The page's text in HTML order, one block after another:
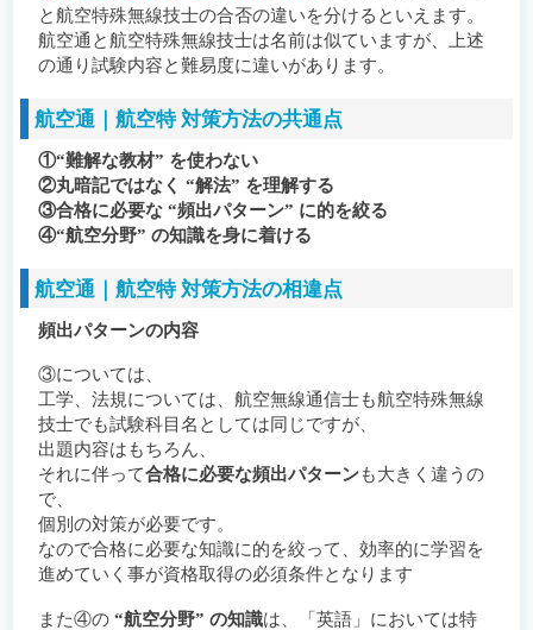
と航空特殊無線技士の合否の違いを分けるといえます。
航空通と航空特殊無線技士は名前は似ていますが、上述
の通り試験内容と難易度に違いがあります。
航空通｜航空特 対策方法の共通点
①“難解な教材” を使わない
②丸暗記ではなく “解法” を理解する
③合格に必要な “頻出パターン” に的を絞る
④“航空分野” の知識を身に着ける
航空通｜航空特 対策方法の相違点
頻出パターンの内容
③については、
工学、法規については、航空無線通信士も航空特殊無線
技士でも試験科目名としては同じですが、
出題内容はもちろん、
それに伴って合格に必要な頻出パターンも大きく違うの
で、
個別の対策が必要です。
なので合格に必要な知識に的を絞って、効率的に学習を
進めていく事が資格取得の必須条件となります
また④の“航空分野” の知識は、「英語」においては特